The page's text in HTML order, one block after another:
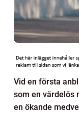
Vid en första
som en värdelös
en ökande